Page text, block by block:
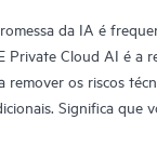
da IA é
Private Cloud AI é a
remover os riscos
Significa que